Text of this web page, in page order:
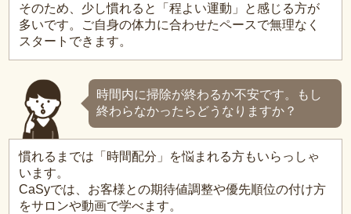
そのため、少し慣れると「程よい運動」と感じる方が
多いです。ご自身の体力に合わせたペースで無理なく
スタートできます。
時間内に掃除が終わるか不安です。もし
終わらなかったらどうなりますか？
慣れるまでは「時間配分」を悩まれる方もいらっしゃ
います。
CaSyでは、お客様との期待値調整や優先順位の付け方
をサロンや動画で学べます。